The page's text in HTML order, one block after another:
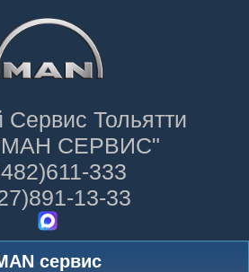
Сервис Тольятти
СЕРВИС"
333
13-33
сервис